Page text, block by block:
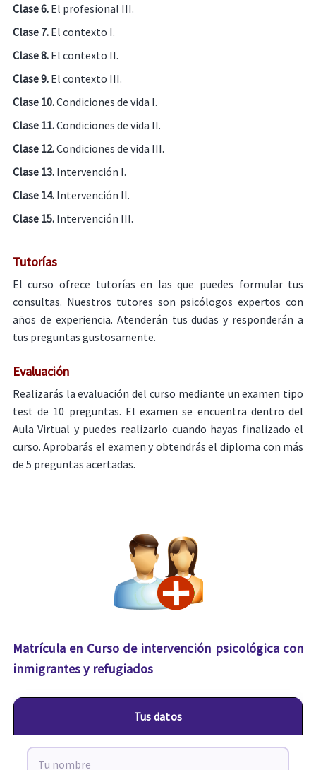
Clase 6. El profesional III.
Clase 7. El contexto I.
Clase 8. El contexto II.
Clase 9. El contexto III.
Clase 10.Condiciones de vida I.
Clase 11.Condiciones de vida II.
Clase 12.Condiciones de vida III.
Clase 13.Intervención I.
Clase 14. Intervención II.
Clase 15. Intervención III.
Tutorías
El curso ofrece tutorías en las que puedes formular tus
consultas. Nuestros tutores son psicólogos expertos con
años de experiencia. Atenderán tus dudas y responderán a
tus preguntas gustosamente.
Evaluación
Realizarás la evaluación del curso mediante un examen tipo
test de 10 preguntas. El examen se encuentra dentro del
Aula Virtual y puedes realizarlo cuando hayas finalizado el
curso. Aprobarás el examen y obtendrás el diploma con más
de 5 preguntas acertadas.
Matrícula en Curso de intervención psicológica con
inmigrantes y refugiados
Tus datos